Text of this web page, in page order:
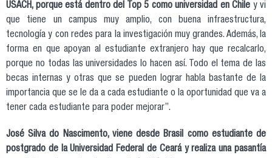
USACH, porque está dentro del Top 5 como universidad en Chile y vi
que tiene un campus muy amplio, con buena infraestructura,
tecnología y con redes para la investigación muy grandes. Además, la
forma en que apoyan al estudiante extranjero hay que recalcarlo,
porque no todas las universidades lo hacen así. Todo el tema de las
becas internas y otras que se pueden lograr habla bastante de la
importancia que se le da a cada estudiante o la oportunidad que va a
tener cada estudiante para poder mejorar”.
José Silva do Nascimento, viene desde Brasil como estudiante de
postgrado de la Universidad Federal de Ceará y realiza una pasantía